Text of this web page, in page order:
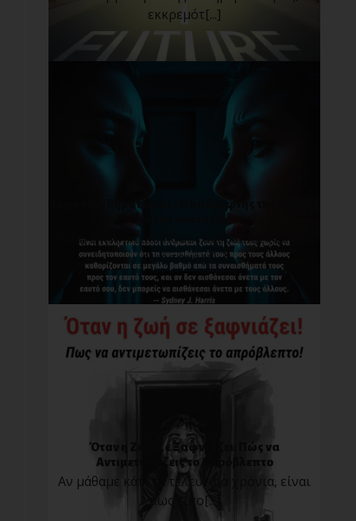
εκκρεμότ[...]
Τα συναισθήματά μας : O καθρέφτης της σχέσης
Είναι εκπληκτικό πόσοι άνθρωποι ζουν τη
ζωή τους χ[...]
Όταν η Ζωή Σε Ξαφνιάζει: Πώς να
Αντιμετωπίζεις το Απρόβλεπτο
Αν μάθαμε κάτι τα τελευταία χρόνια, είναι
πως τίπο[...]